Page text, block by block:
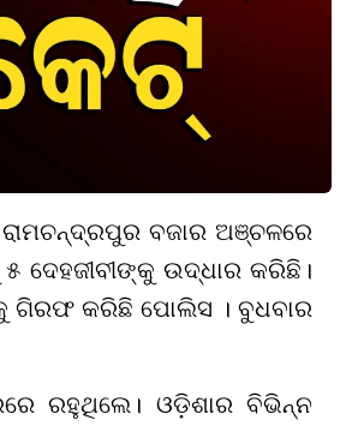
ରାମଚନ୍ଦ୍ରପୁର ବଜାର ଅଞ୍ଚଳରେ
ଦେହଜୀବୀଙ୍କୁ ଉଦ୍ଧାର କରିଛି।
ଗିରଫ କରିଛି ପୋଲିସ । ବୁଧବାର
ରହୁଥିଲେ। ଓଡ଼ିଶାର ବିଭିନ୍ନ